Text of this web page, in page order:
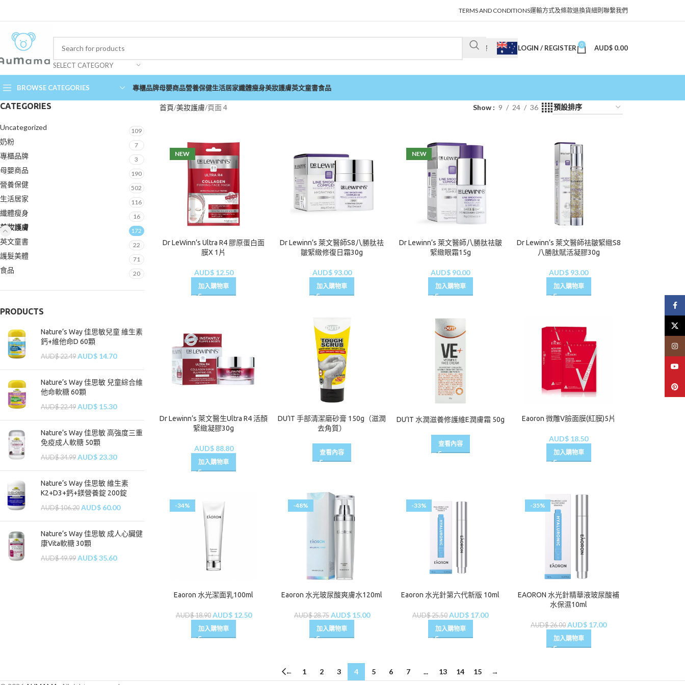
TERMS AND CONDITIONS運輸方式及條款退換貨細則 聯繫我們
SELECT CATEGORY
澳幣 LOGIN / REGISTER 0 AUD$ 0.00
BROWSE CATEGORIES 專櫃品牌母嬰商品營養保健生活居家纖體瘦身美妝護膚英文童書食品
CATEGORIES
Uncategorized 109
奶粉 7
專櫃品牌 3
母嬰商品 190
營養保健 502
生活居家 116
纖體瘦身 16
美妝護膚 172
英文童書 22
護髮美體 71
食品 20
PRODUCTS
Nature’s Way 佳思敏兒童 維生素
鈣+維他命D 60顆
AUD$22.49 AUD$ 14.70
Nature’s Way 佳思敏 兒童綜合維
他命軟糖 60顆
AUD$22.49 AUD$ 15.30
Nature’s Way 佳思敏 高強度三重
免疫成人軟糖 50顆
AUD$34.99 AUD$ 23.30
Nature’s Way 佳思敏 維生素
K2+D3+鈣+鎂營養錠 200錠
AUD$106.20 AUD$ 60.00
Nature’s Way 佳思敏 成人心臟健
康Vita軟糖 30顆
AUD$49.99 AUD$35.60
首頁 美妝護膚 頁面 4 Show 9 24 36
NEW
Dr LeWinn’s Ultra R4 膠原蛋白面
膜X 1片
AUD$12.50
加入購物車
Dr Lewinn’s 萊文醫師S8八勝肽祛
皺緊緻修復日霜30g
AUD$93.00
加入購物車
NEW
Dr Lewinn’s 萊文醫師八勝肽祛皺
緊緻眼霜15g
AUD$ 90.00
加入購物車
Dr Lewinn’s 萊文醫師祛皺緊緻S8
八勝肽賦活凝膠30g
AUD$ 93.00
加入購物車
Dr Lewinn’s 萊文醫生Ultra R4 活顏
緊緻凝膠30g
AUD$88.80
加入購物車
DU’IT 手部清潔磨砂膏 150g（滋潤
去角質）
查看內容
DU’IT 水潤滋養修護維E潤膚霜 50g
查看內容
Eaoron 微雕V臉面膜(紅膜)5片
AUD$ 18.50
加入購物車
-34%
Eaoron 水光潔面乳100ml
AUD$18.90 AUD$12.50
加入購物車
-48%
Eaoron 水光玻尿酸爽膚水120ml
AUD$28.75 AUD$15.00
加入購物車
-33%
Eaoron 水光針第六代新版 10ml
AUD$25.50 AUD$ 17.00
加入購物車
-35%
EAORON 水光針精華液玻尿酸補
水保濕10ml
AUD$26.00 AUD$ 17.00
加入購物車
← 1 2 3 4 5 6 7 ... 13 14 15
→